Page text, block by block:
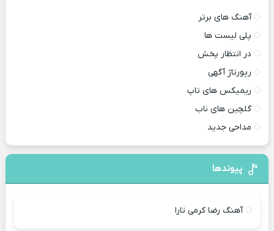
آهنگ های برتر
پلی لیست ها
در انتظار پخش
رپورتاژ آگهی
ریمیکس های تاپ
گلچین های ناب
مداحی جدید
پیوندها
آهنگ رضا کرمی تارا